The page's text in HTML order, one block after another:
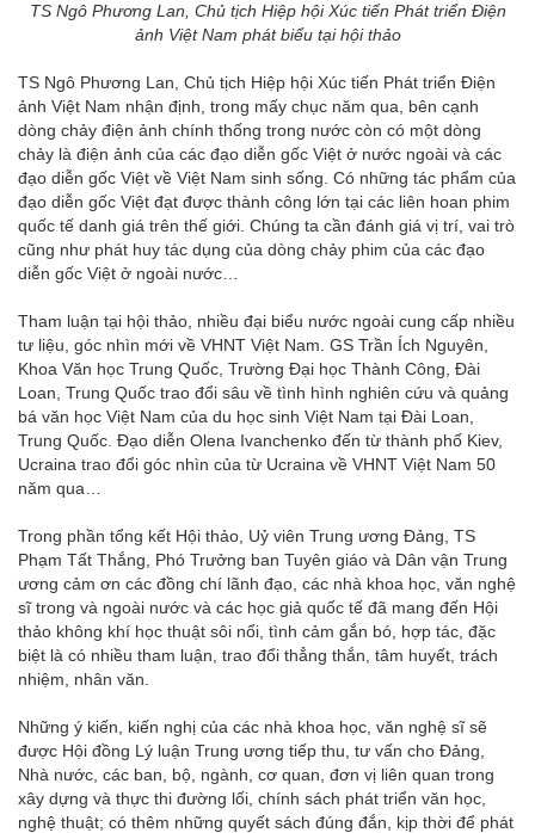
TS Ngô Phương Lan, Chủ tịch Hiệp hội Xúc tiến Phát triển Điện
ảnh Việt Nam phát biểu tại hội thảo
TS Ngô Phương Lan, Chủ tịch Hiệp hội Xúc tiến Phát triển Điện
ảnh Việt Nam nhận định, trong mấy chục năm qua, bên cạnh
dòng chảy điện ảnh chính thống trong nước còn có một dòng
chảy là điện ảnh của các đạo diễn gốc Việt ở nước ngoài và các
đạo diễn gốc Việt về Việt Nam sinh sống. Có những tác phẩm của
đạo diễn gốc Việt đạt được thành công lớn tại các liên hoan phim
quốc tế danh giá trên thế giới. Chúng ta cần đánh giá vị trí, vai trò
cũng như phát huy tác dụng của dòng chảy phim của các đạo
diễn gốc Việt ở ngoài nước…
Tham luận tại hội thảo, nhiều đại biểu nước ngoài cung cấp nhiều
tư liệu, góc nhìn mới về VHNT Việt Nam. GS Trần Ích Nguyên,
Khoa Văn học Trung Quốc, Trường Đại học Thành Công, Đài
Loan, Trung Quốc trao đổi sâu về tình hình nghiên cứu và quảng
bá văn học Việt Nam của du học sinh Việt Nam tại Đài Loan,
Trung Quốc. Đạo diễn Olena Ivanchenko đến từ thành phố Kiev,
Ucraina trao đổi góc nhìn của từ Ucraina về VHNT Việt Nam 50
năm qua…
Trong phần tổng kết Hội thảo, Uỷ viên Trung ương Đảng, TS
Phạm Tất Thắng, Phó Trưởng ban Tuyên giáo và Dân vận Trung
ương cảm ơn các đồng chí lãnh đạo, các nhà khoa học, văn nghệ
sĩ trong và ngoài nước và các học giả quốc tế đã mang đến Hội
thảo không khí học thuật sôi nổi, tình cảm gắn bó, hợp tác, đặc
biệt là có nhiều tham luận, trao đổi thẳng thắn, tâm huyết, trách
nhiệm, nhân văn.
Những ý kiến, kiến nghị của các nhà khoa học, văn nghệ sĩ sẽ
được Hội đồng Lý luận Trung ương tiếp thu, tư vấn cho Đảng,
Nhà nước, các ban, bộ, ngành, cơ quan, đơn vị liên quan trong
xây dựng và thực thi đường lối, chính sách phát triển văn học,
nghệ thuật; có thêm những quyết sách đúng đắn, kịp thời để phát